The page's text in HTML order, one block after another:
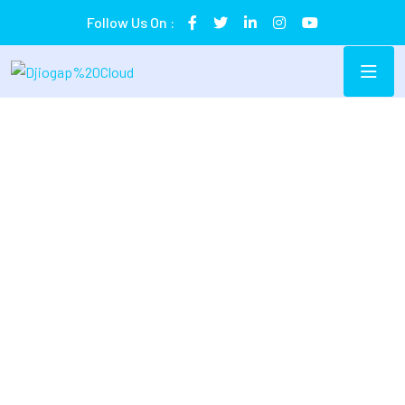
Follow Us On :